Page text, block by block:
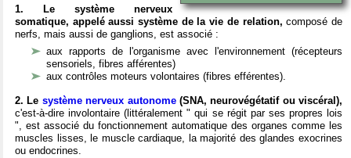
1. Le système nerveux
somatique, appelé aussi système de la vie de relation, composé de
nerfs, mais aussi de ganglions, est associé :
aux rapports de l'organisme avec l'environnement (récepteurs
sensoriels, fibres afférentes)
aux contrôles moteurs volontaires (fibres efférentes).
2. Le système nerveux autonome(SNA, neurovégétatif ou viscéral),
c'est-à-dire involontaire (littéralement " qui se régit par ses propres lois
", est associé du fonctionnement automatique des organes comme les
muscles lisses, le muscle cardiaque, la majorité des glandes exocrines
ou endocrines.